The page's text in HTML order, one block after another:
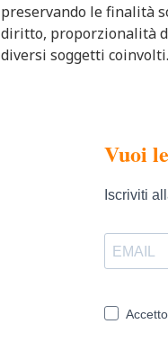
preservando le finalità
diritto, proporzionalità
diversi soggetti coinvolti.